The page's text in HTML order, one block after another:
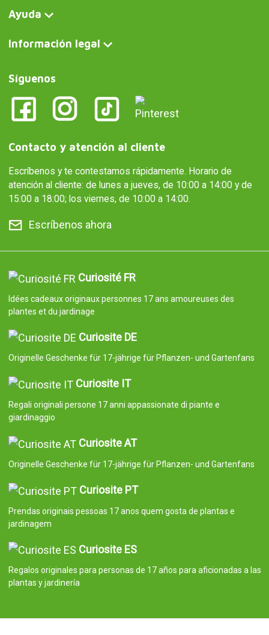
Ayuda
Información legal
Síguenos
Contacto y atención al cliente
Escríbenos y te contestamos rápidamente. Horario de
atención al cliente: de lunes a jueves, de 10:00 a 14:00 y de
15:00 a 18:00; los viernes, de 10:00 a 14:00.
Escríbenos ahora
Curiosité FR
Idées cadeaux originaux personnes 17 ans amoureuses des
plantes et du jardinage
Curiosite DE
Originelle Geschenke für 17-jährige für Pflanzen- und Gartenfans
Curiosite IT
Regali originali persone 17 anni appassionate di piante e
giardinaggio
Curiosite AT
Originelle Geschenke für 17-jährige für Pflanzen- und Gartenfans
Curiosite PT
Prendas originais pessoas 17 anos quem gosta de plantas e
jardinagem
Curiosite ES
Regalos originales para personas de 17 años para aficionadas a las
plantas y jardinería